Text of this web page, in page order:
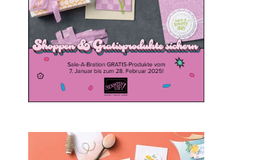
Sale-a-bration 2024 bei
Stampin‘ Up!